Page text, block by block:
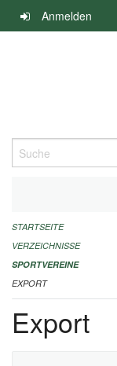
Navigation
überspringen
Anmelden
Suche
ALLGEMEINE
FINANZIELLE
KONTAKT
STARTSEITE
VERZEICHNISSE
SPORTVEREINE
EXPORT
Export